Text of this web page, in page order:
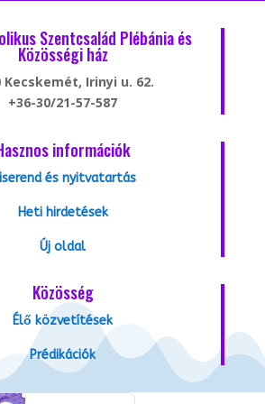
Szentcsalád Plébánia és
Közösségi ház
Kecskemét, Irinyi u. 62.
+36-30/21-57-587
információk
és nyitvatartás
Heti hirdetések
Új oldal
Közösség
Élő közvetítések
Prédikációk